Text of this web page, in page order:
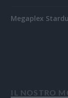
Megaplex
IL NOSTRO